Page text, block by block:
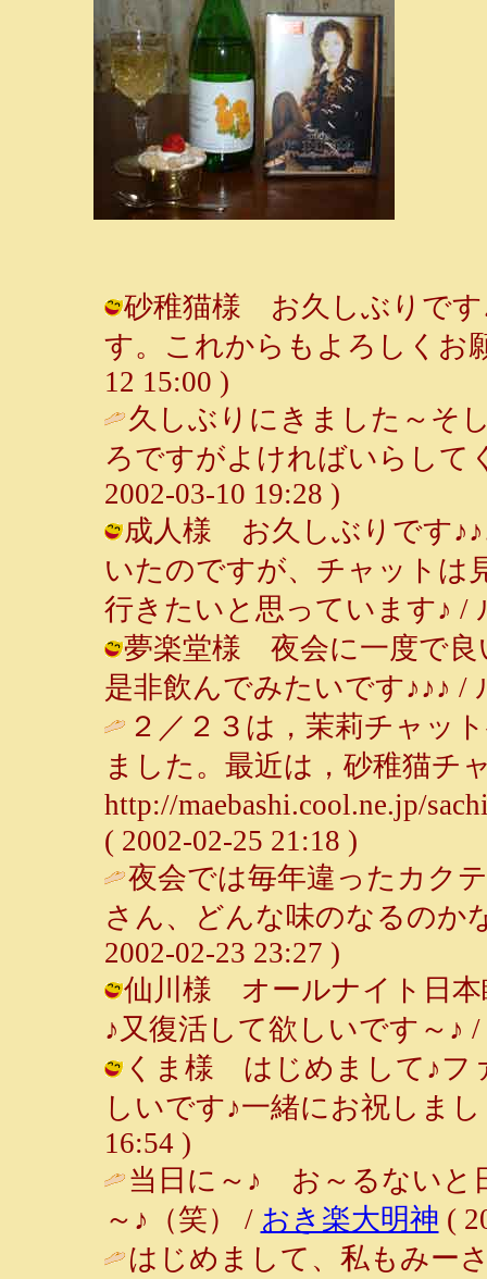
砂稚猫様 お久しぶりです
す。これからもよろしくお
12 15:00 )
久しぶりにきました～そ
ろですがよければいらして
2002-03-10 19:28 )
成人様 お久しぶりです
いたのですが、チャットは
行きたいと思っています♪ /
夢楽堂様 夜会に一度で良
是非飲んでみたいです♪♪♪ /
２／２３は，茉莉チャッ
ました。最近は，砂稚猫チ
http://maebashi.cool.ne.jp/
( 2002-02-25 21:18 )
夜会では毎年違ったカク
さん、どんな味のなるのか
2002-02-23 23:27 )
仙川様 オールナイト日本
♪又復活して欲しいです～♪
くま様 はじめまして♪フ
しいです♪一緒にお祝しま
16:54 )
当日に～♪ お～るないと
～♪（笑） / おき楽大明神 (
はじめまして、私もみー